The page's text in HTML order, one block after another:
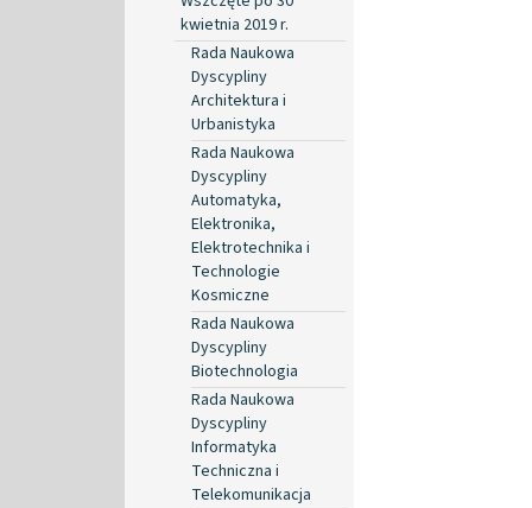
kwietnia 2019 r.
Rada Naukowa
Dyscypliny
Architektura i
Urbanistyka
Rada Naukowa
Dyscypliny
Automatyka,
Elektronika,
Elektrotechnika i
Technologie
Kosmiczne
Rada Naukowa
Dyscypliny
Biotechnologia
Rada Naukowa
Dyscypliny
Informatyka
Techniczna i
Telekomunikacja